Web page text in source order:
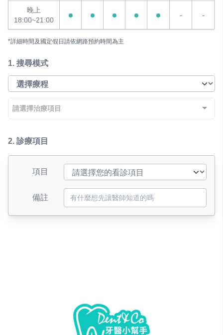
晚上
18:00~21:00
- -
*詳細時間及國定假日請依網路預約時間為主
1. 搜尋模式
請選擇治療項目
2. 診療項目
項目
備註